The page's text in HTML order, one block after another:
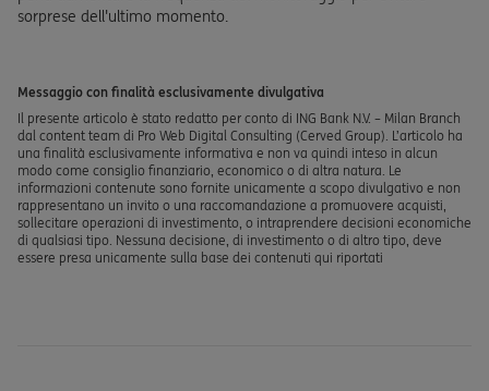
sorprese dell'ultimo momento.
Messaggio con finalità esclusivamente divulgativa
Il presente articolo è stato redatto per conto di ING Bank N.V. – Milan Branch
dal content team di Pro Web Digital Consulting (Cerved Group). L’articolo ha
una finalità esclusivamente informativa e non va quindi inteso in alcun
modo come consiglio finanziario, economico o di altra natura. Le
informazioni contenute sono fornite unicamente a scopo divulgativo e non
rappresentano un invito o una raccomandazione a promuovere acquisti,
sollecitare operazioni di investimento, o intraprendere decisioni economiche
di qualsiasi tipo. Nessuna decisione, di investimento o di altro tipo, deve
essere presa unicamente sulla base dei contenuti qui riportati